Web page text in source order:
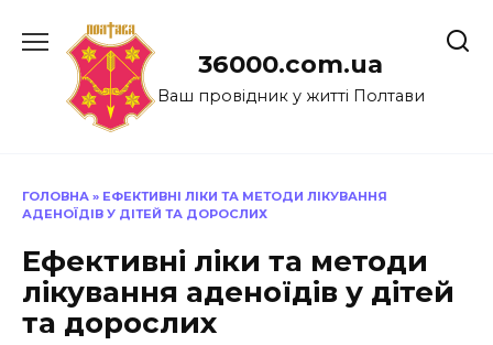
до
36000.com.ua
Ваш провідник у житті Полтави
ГОЛОВНА » ЕФЕКТИВНІ ЛІКИ ТА МЕТОДИ ЛІКУВАННЯ
АДЕНОЇДІВ У ДІТЕЙ ТА ДОРОСЛИХ
Ефективні ліки та методи
лікування аденоїдів у дітей
та дорослих